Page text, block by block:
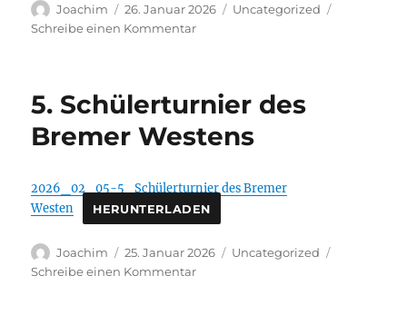
Autor
Joachim
Veröffentlicht
am
26. Januar 2026 Kategorien
Uncategorized
Schreibe einen Kommentarzu
Schach
lernen?
5. Schülerturnier des
Bremer Westens
2026_02_05-5_Schülerturnier des Bremer
Westen
HERUNTERLADEN
Autor
Joachim
Veröffentlicht
am
25. Januar 2026 Kategorien
Uncategorized
Schreibe einen Kommentarzu